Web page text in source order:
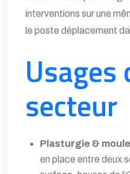
interventions sur une
le poste déplacement
Usages
secteur
Plasturgie &
en place entre deux